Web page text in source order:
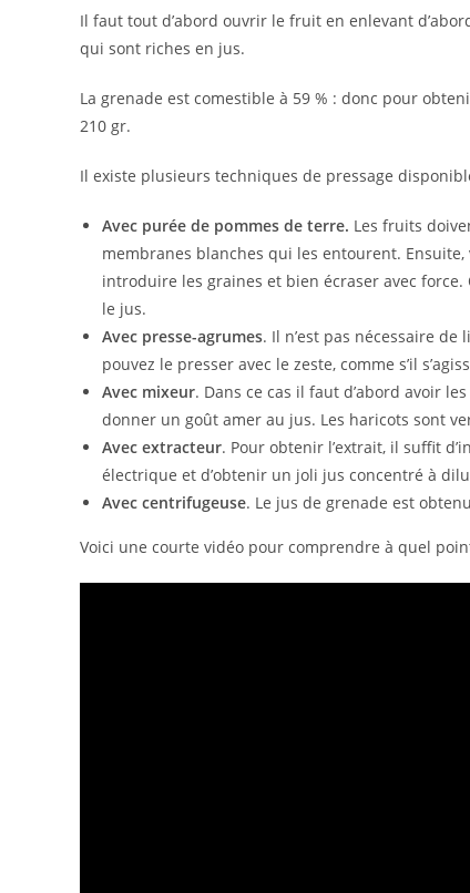
Il faut tout d’abord ouvrir le fruit en enlevant
qui sont riches en jus.
La grenade est comestible à 59 % : donc pour
210 gr.
Il existe plusieurs techniques de pressage
Avec purée de pommes de terre. Les fruits
membranes blanches qui les entourent.
introduire les graines et bien écraser avec
le jus.
Avec presse-agrumes. Il n’est pas nécessaire
pouvez le presser avec le zeste, comme s’il
Avec mixeur. Dans ce cas il faut d’abord avoir
donner un goût amer au jus. Les haricots sont
Avec extracteur. Pour obtenir l’extrait, il suffit
électrique et d’obtenir un joli jus concentré à
Avec centrifugeuse. Le jus de grenade est
Voici une courte vidéo pour comprendre à quel